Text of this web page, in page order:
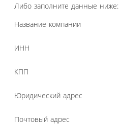
Либо заполните данные ниже:
Название компании
ИНН
КПП
Юридический адрес
Почтовый адрес